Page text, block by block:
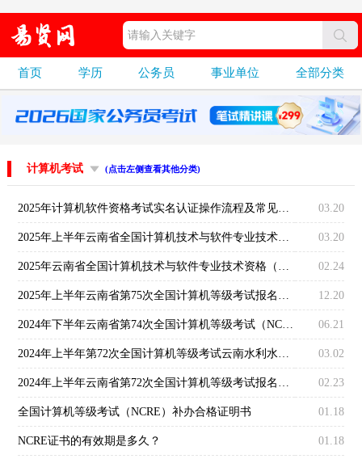
首页 学历 公务员 事业单位 全部分类
计算机考试 (点击左侧查看其他分类)
2025年计算机软件资格考试实名认证操作流程及常见问题说明 03.20
2025年上半年云南省全国计算机技术与软件专业技术资格（水平）考试报名事项通知 03.20
2025年云南省全国计算机技术与软件专业技术资格（水平）考试通知 02.24
2025年上半年云南省第75次全国计算机等级考试报名公告 12.20
2024年下半年云南省第74次全国计算机等级考试（NCRE）报考简章 06.21
2024年上半年第72次全国计算机等级考试云南水利水电职业学院539086考点报名公告 03.02
2024年上半年云南省第72次全国计算机等级考试报名公告 02.23
全国计算机等级考试（NCRE）补办合格证明书 01.18
NCRE证书的有效期是多久？ 01.18